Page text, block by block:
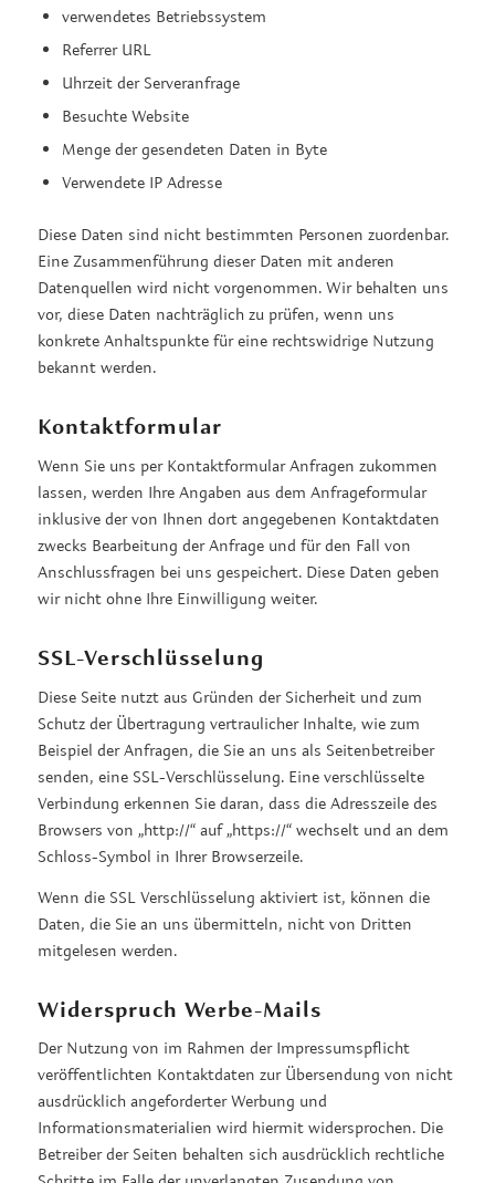
verwendetes Betriebssystem
Referrer URL
Uhrzeit der Serveranfrage
Besuchte Website
Menge der gesendeten Daten in Byte
Verwendete IP Adresse
Diese Daten sind nicht bestimmten Personen zuordenbar.
Eine Zusammenführung dieser Daten mit anderen
Datenquellen wird nicht vorgenommen. Wir behalten uns
vor, diese Daten nachträglich zu prüfen, wenn uns
konkrete Anhaltspunkte für eine rechtswidrige Nutzung
bekannt werden.
Kontaktformular
Wenn Sie uns per Kontaktformular Anfragen zukommen
lassen, werden Ihre Angaben aus dem Anfrageformular
inklusive der von Ihnen dort angegebenen Kontaktdaten
zwecks Bearbeitung der Anfrage und für den Fall von
Anschlussfragen bei uns gespeichert. Diese Daten geben
wir nicht ohne Ihre Einwilligung weiter.
SSL-Verschlüsselung
Diese Seite nutzt aus Gründen der Sicherheit und zum
Schutz der Übertragung vertraulicher Inhalte, wie zum
Beispiel der Anfragen, die Sie an uns als Seitenbetreiber
senden, eine SSL-Verschlüsselung. Eine verschlüsselte
Verbindung erkennen Sie daran, dass die Adresszeile des
Browsers von „http://“ auf „https://“ wechselt und an dem
Schloss-Symbol in Ihrer Browserzeile.
Wenn die SSL Verschlüsselung aktiviert ist, können die
Daten, die Sie an uns übermitteln, nicht von Dritten
mitgelesen werden.
Widerspruch Werbe-Mails
Der Nutzung von im Rahmen der Impressumspflicht
veröffentlichten Kontaktdaten zur Übersendung von nicht
ausdrücklich angeforderter Werbung und
Informationsmaterialien wird hiermit widersprochen. Die
Betreiber der Seiten behalten sich ausdrücklich rechtliche